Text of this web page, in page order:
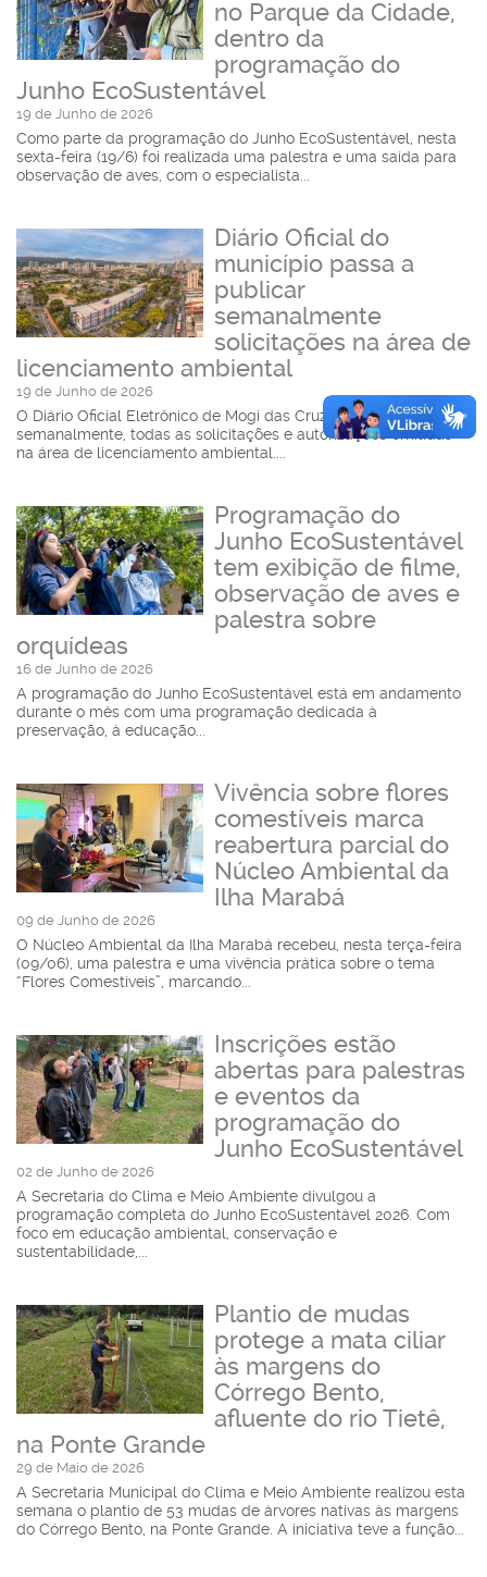
no Parque da Cidade,
dentro da
programação do
Junho EcoSustentável
19 de Junho de 2026
Como parte da programação do Junho EcoSustentável, nesta
sexta-feira (19/6) foi realizada uma palestra e uma saída para
observação de aves, com o especialista...
Diário Oficial do
município passa a
publicar
semanalmente
solicitações na área de
licenciamento ambiental
19 de Junho de 2026
O Diário Oficial Eletrônico de Mogi das Cruzes passa a publicar,
semanalmente, todas as solicitações e autorizações emitidas
na área de licenciamento ambiental....
Programação do
Junho EcoSustentável
tem exibição de filme,
observação de aves e
palestra sobre
orquídeas
16 de Junho de 2026
A programação do Junho EcoSustentável está em andamento
durante o mês com uma programação dedicada à
preservação, à educação...
Vivência sobre flores
comestíveis marca
reabertura parcial do
Núcleo Ambiental da
Ilha Marabá
09 de Junho de 2026
O Núcleo Ambiental da Ilha Marabá recebeu, nesta terça-feira
(09/06), uma palestra e uma vivência prática sobre o tema
“Flores Comestíveis”, marcando...
Inscrições estão
abertas para palestras
e eventos da
programação do
Junho EcoSustentável
02 de Junho de 2026
A Secretaria do Clima e Meio Ambiente divulgou a
programação completa do Junho EcoSustentável 2026. Com
foco em educação ambiental, conservação e
sustentabilidade,...
Plantio de mudas
protege a mata ciliar
às margens do
Córrego Bento,
afluente do rio Tietê,
na Ponte Grande
29 de Maio de 2026
A Secretaria Municipal do Clima e Meio Ambiente realizou esta
semana o plantio de 53 mudas de árvores nativas às margens
do Córrego Bento, na Ponte Grande. A iniciativa teve a função...